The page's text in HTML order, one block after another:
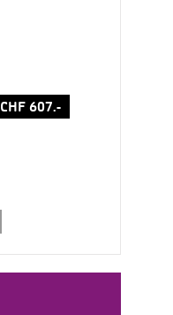
CHF 607.-